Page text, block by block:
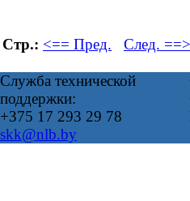
Стр.: <== Пред. След. ==>
Служба технической
поддержки:
+375 17 293 29 78
skk@nlb.by